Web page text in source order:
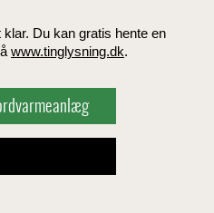
Du kan gratis hente en
www.tinglysning.dk.